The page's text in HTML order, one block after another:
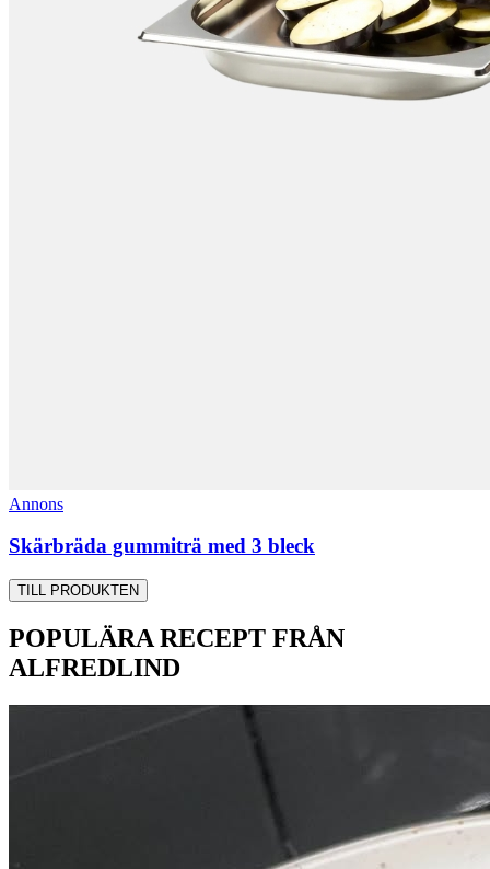
Annons
Skärbräda gummiträ med 3 bleck
TILL PRODUKTEN
POPULÄRA RECEPT FRÅN
ALFREDLIND